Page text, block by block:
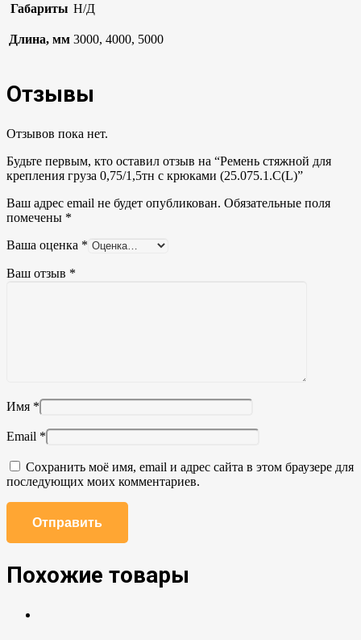
Габариты Н/Д
Длина, мм 3000, 4000, 5000
Отзывы
Отзывов пока нет.
Будьте первым, кто оставил отзыв на “Ремень стяжной для
крепления груза 0,75/1,5тн с крюками (25.075.1.С(L)”
Ваш адрес email не будет опубликован. Обязательные поля
помечены *
Ваша оценка *
Ваш отзыв *
Имя *
Email *
Сохранить моё имя, email и адрес сайта в этом браузере для
последующих моих комментариев.
Похожие товары